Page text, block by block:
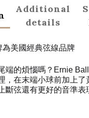
Additional
details
為美國經典弦線品牌
端的煩惱嗎？Ernie
，在末端小球前加上了
斷弦還有更好的音準表